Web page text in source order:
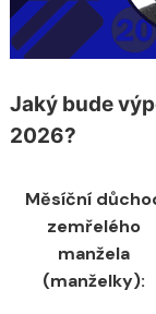
Jaký bude
2026?
Měsíční
zemřelého
manžela
(manželky):